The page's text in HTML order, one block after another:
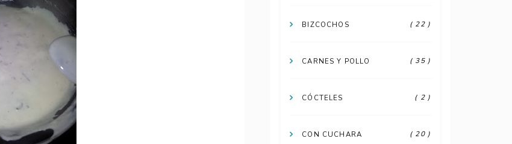
BIZCOCHOS ( 22 )
CARNES Y POLLO ( 35 )
CÓCTELES ( 2 )
CON CUCHARA ( 20 )